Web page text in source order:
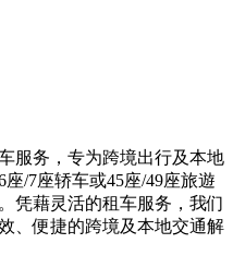
服务，专为跨境出行及本地
/7座轿车或45座/49座旅遊
凭藉灵活的租车服务，我们
、便捷的跨境及本地交通解